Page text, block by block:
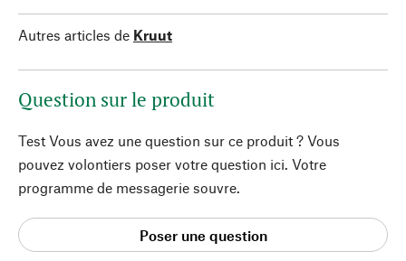
Autres articles de Kruut
Question sur le produit
Test Vous avez une question sur ce produit ? Vous
pouvez volontiers poser votre question ici. Votre
programme de messagerie souvre.
Poser une question